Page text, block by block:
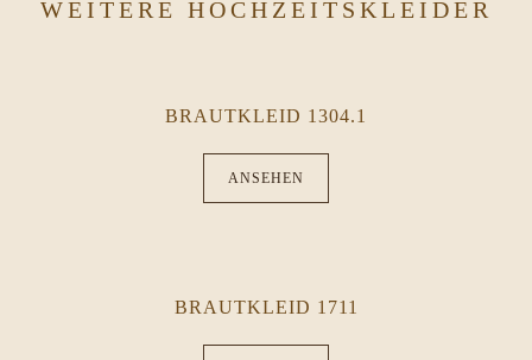
WEITERE HOCHZEITSKLEIDER
BRAUTKLEID 1304.1
ANSEHEN
BRAUTKLEID 1711